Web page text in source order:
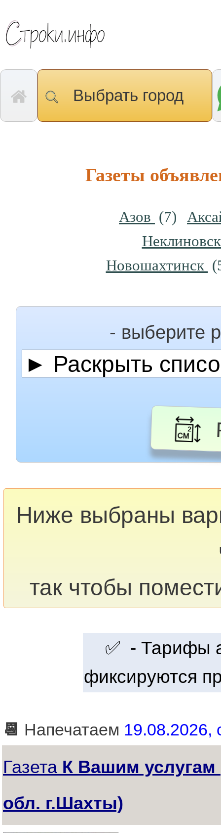
Выбрать город
Газеты
Азов (7)
Новошахтинск
- выберите
Ниже выбраны
так чтобы
✅ - Тарифы
фиксируются
📆 Напечатаем 19.08.2026,
Газета К Вашим услугам
обл. г.Шахты)